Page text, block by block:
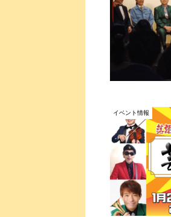
イベント情報